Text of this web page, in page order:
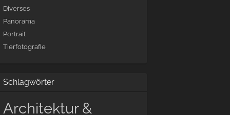
Diverses
Panorama
Portrait
Tierfotografie
Schlagwörter
Architektur &